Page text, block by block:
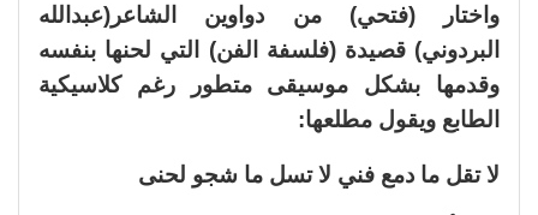
واختار (فتحي) من دواوين الشاعر(عبدالله
البردوني) قصيدة (فلسفة الفن) التي لحنها بنفسه
وقدمها بشكل موسيقى متطور رغم كلاسيكية
الطابع ويقول مطلعها:
لا تقل ما دمع فني لا تسل ما شجو لحنى